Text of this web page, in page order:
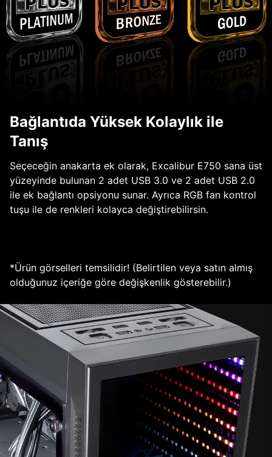
Bağlantıda Yüksek Kolaylık ile
Tanış
Seçeceğin anakarta ek olarak, Excalibur E750 sana üst
yüzeyinde bulunan 2 adet USB 3.0 ve 2 adet USB 2.0
ile ek bağlantı opsiyonu sunar. Ayrıca RGB fan kontrol
tuşu ile de renkleri kolayca değiştirebilirsin.
*Ürün görselleri temsilidir! (Belirtilen veya satın almış
olduğunuz içeriğe göre değişkenlik gösterebilir.)